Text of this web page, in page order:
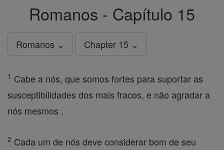
Romanos - Capítulo 15
Romanos ⌄ Chapter 15 ⌄
1 Cabe a nós, que somos fortes para suportar as
susceptibilidades dos mais fracos, e não agradar a
nós mesmos .
2 Cada um de nós deve considerar bom de seu